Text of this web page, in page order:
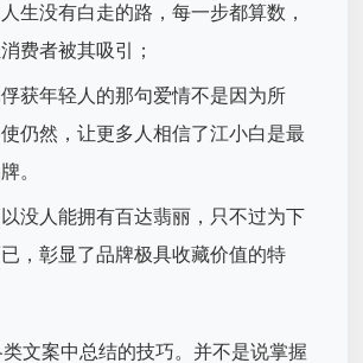
生没有白走的路，每一步都算数，
费者被其吸引；
获年轻人的那句爱情不是因为所
仍然，让更多人相信了江小白是最
。
没人能拥有百达翡丽，只不过为下
，彰显了品牌极具收藏价值的特
文案中总结的技巧。并不是说掌握